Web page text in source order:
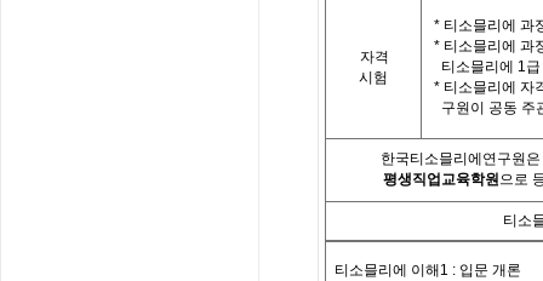
자격
시험
* 티소믈리에 과
* 티소믈리에 과
티소믈리에 1
* 티소믈리에 자
구원이 공동 주
한국티소믈리에연구원
평생직업교육학원으로
티소
티소믈리에 이해 1 : 입문 개론